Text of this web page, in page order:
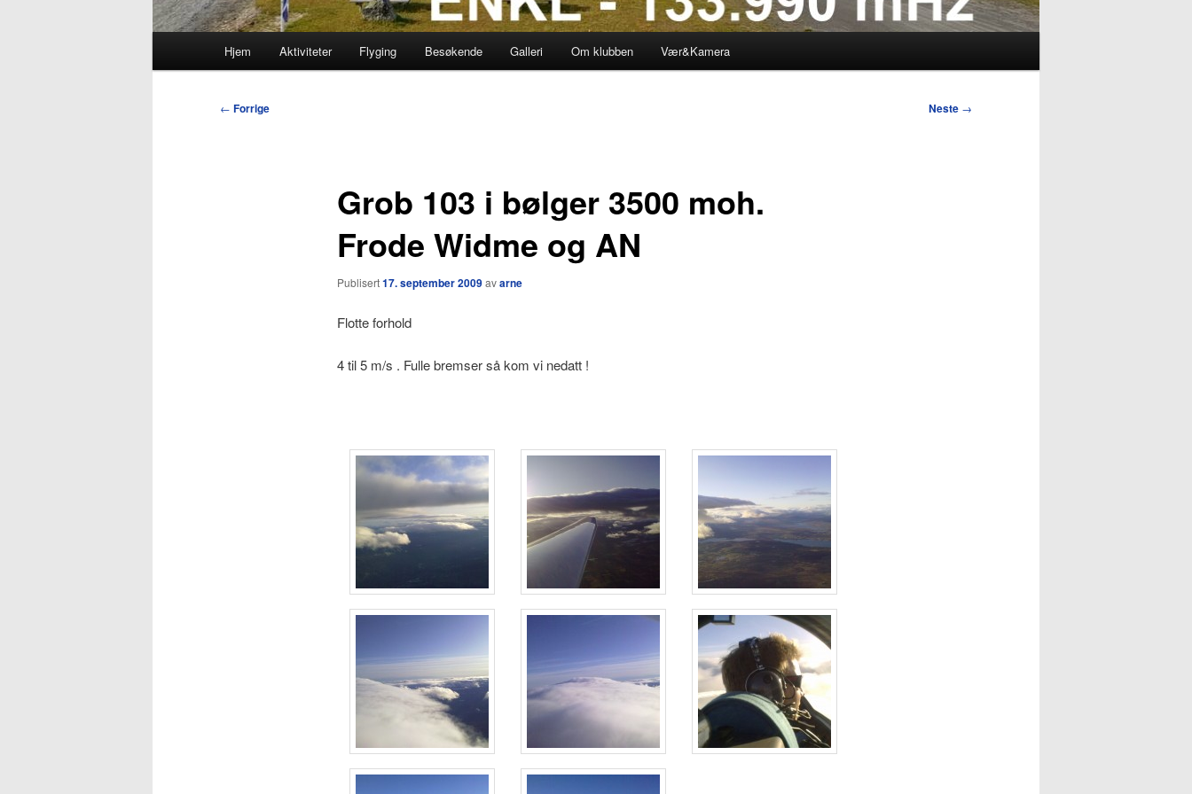
Hjem Aktiviteter Flyging Besøkende Galleri Om klubben Vær&Kamera
Innleggsnavigasjon
← Forrige Neste →
Grob 103 i bølger 3500 moh.
Frode Widme og AN
Publisert17. september 2009avarne
Flotte forhold
4 til 5 m/s . Fulle bremser så kom vi nedatt !